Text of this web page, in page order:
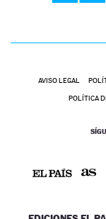
AVISO LEGAL
POLÍTICA